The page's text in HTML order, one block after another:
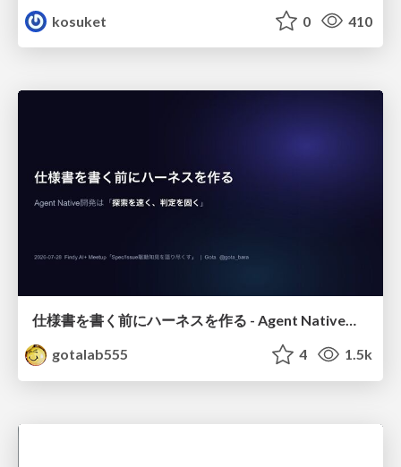
kosuket
0 410
仕様書を書く前にハーネスを作る - Agent Native開発は「探索を速く、判定を固く」
gotalab555
4 1.5k